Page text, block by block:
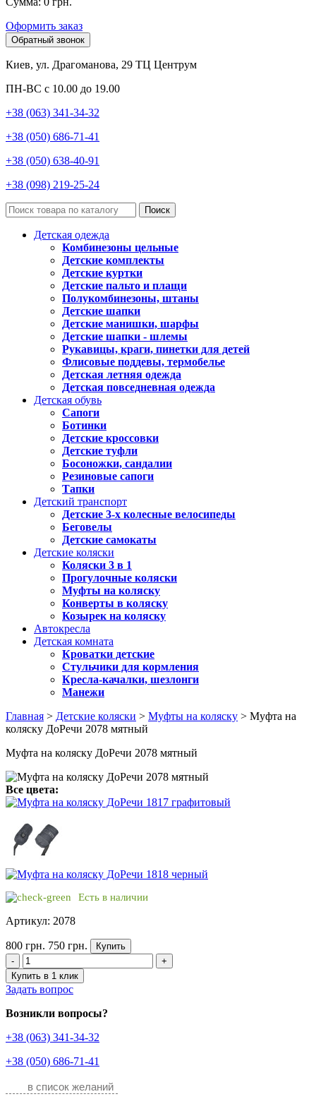
Оформить заказ
Обратный звонок
Киев, ул. Драгоманова, 29 ТЦ Центрум
ПН-ВС с 10.00 до 19.00
+38 (063) 341-34-32
+38 (050) 686-71-41
+38 (050) 638-40-91
+38 (098) 219-25-24
Поиск
Детская одежда
Комбинезоны цельные
Детские комплекты
Детские куртки
Детские пальто и плащи
Полукомбинезоны, штаны
Детские шапки
Детские манишки, шарфы
Детские шапки - шлемы
Рукавицы, краги, пинетки для детей
Флисовые поддевы, термобелье
Детская летняя одежда
Детская повседневная одежда
Детская обувь
Сапоги
Ботинки
Детские кроссовки
Детские туфли
Босоножки, сандалии
Резиновые сапоги
Тапки
Детский транспорт
Детские 3-х колесные велосипеды
Беговелы
Детские самокаты
Детские коляски
Коляски 3 в 1
Прогулочные коляски
Муфты на коляску
Конверты в коляску
Козырек на коляску
Автокресла
Детская комната
Кроватки детские
Стульчики для кормления
Кресла-качалки, шезлонги
Манежи
Главная > Детские коляски > Муфты на коляску > Муфта на
коляску ДоРечи 2078 мятный
Муфта на коляску ДоРечи 2078 мятный
Все цвета:
Есть в наличии
Артикул: 2078
800 грн. 750 грн.
Купить
-
+
Купить в 1 клик
Задать вопрос
Возникли вопросы?
+38 (063) 341-34-32
+38 (050) 686-71-41
в список желаний